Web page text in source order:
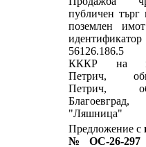
публичен търг
поземлен
идентификатор
56126.186.5
КККР на
Петрич,
Петрич,
"Ляшница"
Предложение с
№ОС-26-297